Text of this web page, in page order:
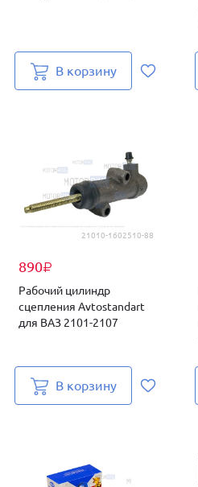
В корзину
21010-1602510-88
890₽
Рабочий цилиндр
сцепления Avtostandart
для ВАЗ 2101-2107
В корзину